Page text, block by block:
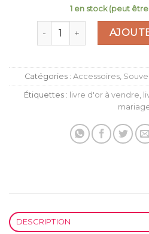
sur 5
basé
sur
notations
1 en stock (peut
quantité de LIVRE D'OR
Catégories : Accessoires,
Étiquettes : livre d'or à vendre,
DESCRIPTION